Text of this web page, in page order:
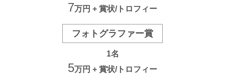
7万円 + 賞状/トロフィー
フォトグラファー賞
1名
5万円 + 賞状/トロフィー